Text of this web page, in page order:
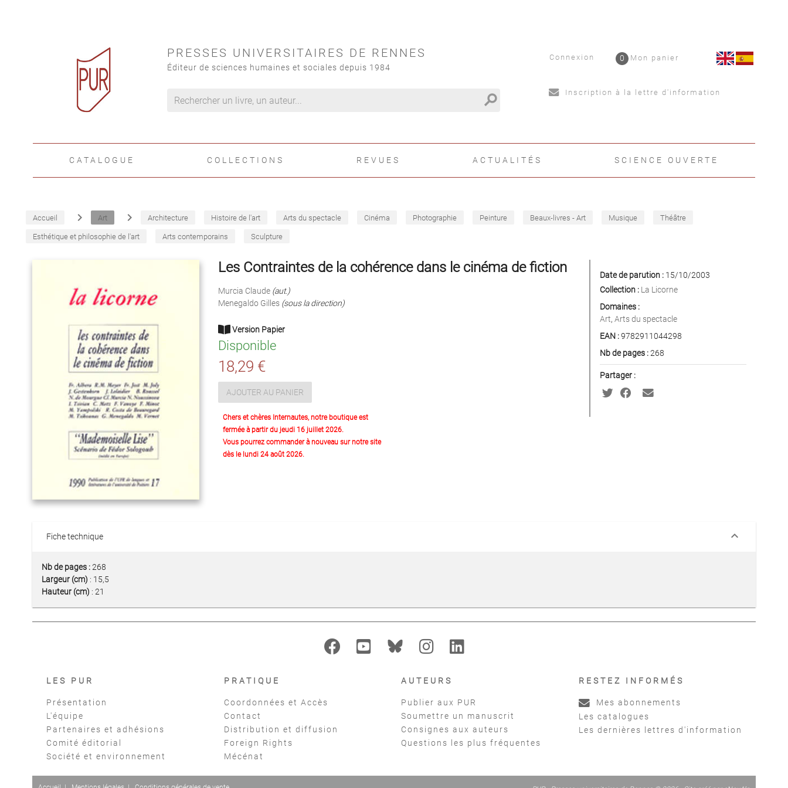
PRESSES UNIVERSITAIRES DE RENNES
Éditeur de sciences humaines et sociales depuis 1984
search
Connexion Mon panier
0
Inscription à la lettre d'information
CATALOGUE COLLECTIONS REVUES ACTUALITÉS SCIENCE OUVERTE
Accueil navigate_next Art navigate_next Architecture Histoire de l'art Arts du spectacle Cinéma Photographie Peinture Beaux-livres - Art Musique Théâtre
Esthétique et philosophie de l'art Arts contemporains Sculpture
Les Contraintes de la cohérence dans le cinéma de fiction
Murcia Claude (aut.)
Menegaldo Gilles (sous la direction)
Version Papier
Disponible
18,29 €
AJOUTER AU PANIER
Chers et chères Internautes, notre boutique est
fermée à partir du jeudi 16 juillet 2026.
Vous pourrez commander à nouveau sur notre site
dès le lundi 24 août 2026.
Date de parution :15/10/2003
Collection : La Licorne
Domaines :
Art, Arts du spectacle
EAN :9782911044298
Nb de pages :268
Partager :
Fiche technique keyboard_arrow_down
Nb de pages :268
Largeur (cm) : 15,5
Hauteur (cm) : 21
LES PUR
Présentation
L'équipe
Partenaires et adhésions
Comité éditorial
Société et environnement
PRATIQUE
Coordonnées et Accès
Contact
Distribution et diffusion
Foreign Rights
Mécénat
AUTEURS
Publier aux PUR
Soumettre un manuscrit
Consignes aux auteurs
Questions les plus fréquentes
RESTEZ INFORMÉS
Mes abonnements
Les catalogues
Les dernières lettres d'information